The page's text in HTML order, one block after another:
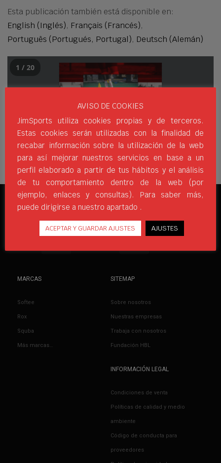
Esta publicación también está disponible en:
English (Inglés) Français (Francés)
Português (Portugués, Portugal) Deutsch (Alemán)
1 / 20
REDES SOCIALES
MARCAS
Softee
Rox
Squba
Más marcas…
SITEMAP
Sobre nosotros
Nuestras empresas
Trabaja con nosotros
Fundación HBL
INFORMACIÓN LEGAL
Condiciones de venta
Políticas de calidad y medio
ambiente
Código de conducta para
proveedores
AVISO DE COOKIES
JimSports utiliza cookies propias y de terceros.
Estas cookies serán utilizadas con la finalidad de
recabar información sobre la utilización de la web
para así mejorar nuestros servicios en base a un
perfil elaborado a partir de tus hábitos y el análisis
de tu comportamiento dentro de la web (por
ejemplo, enlaces y consultas). Para saber más,
puede dirigirse a nuestro apartado .
ACEPTAR Y GUARDAR AJUSTES AJUSTES